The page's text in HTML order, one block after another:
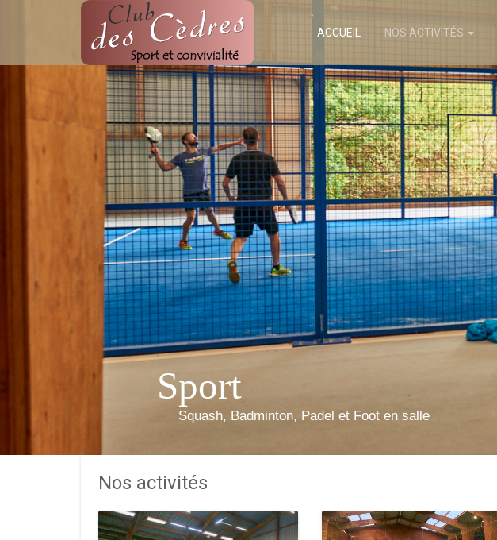
ACCUEIL NOS ACTIVITÉS
Sport
Squash, Badminton, Padel et Foot en salle
Nos activités